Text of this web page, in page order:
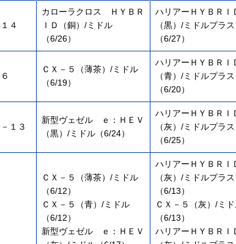
４
カローラクロス ＨＹＢＲ
ＩＤ（銅）/ミドル
（6/26）
ハリアーＨＹＢＲＩ
（黒）/ミドルプラス
（6/27）
ＣＸ－５（薄茶）/ミドル
（6/19）
ハリアーＨＹＢＲＩ
（青）/ミドルプラス
（6/20）
１３
新型ヴェゼル ｅ：ＨＥＶ
（黒）/ミドル（6/24）
ハリアーＨＹＢＲＩ
（灰）/ミドルプラス
（6/25）
ＣＸ－５（薄茶）/ミドル
（6/12）
ＣＸ－５（青）/ミドル
（6/12）
新型ヴェゼル ｅ：ＨＥＶ
ハリアーＨＹＢＲＩ
（灰）/ミドルプラス
（6/13）
ＣＸ－５（灰）/ミ
（6/13）
ハリアーＨＹＢＲＩ